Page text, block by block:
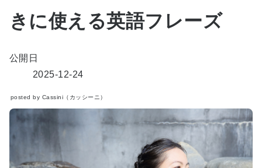
きに使える英語フレーズ
公開日
2025-12-24
posted by Cassini（カッシーニ）